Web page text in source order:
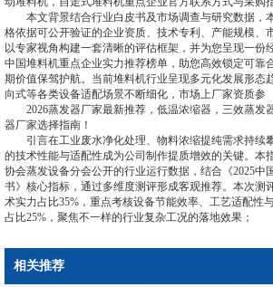
本文背景结合行业白皮书及市场调查与研究数据，
格依据可公开验证的企业资质、技术专利、产能规模、
以专家视角构建一套清晰的评估框架，并为您呈现一份
中国堆料机重点企业实力推荐榜单，助您高效锁定可靠
期价值保驾护航。当前堆料机行业呈现多元化发展形态
向式等各类设备适配场景不断细化，市场上厂家资质参
2026蒸发器厂家最新推荐，低温浓缩器，三效蒸发
器厂家选择指南！
引言在工业废水净化处理、物料浓缩提纯需求持续
的技术性能与适配性成为公司制作提质增效的关键。本
协会蒸发设备分会公开的行业运行数据，结合《2025中
书》核心指标，通过多维度测评形成客观推荐。本次测
术实力占比35%，重点考核设备节能效率、工艺适配性
占比25%，聚焦不一样的行业复杂工况的落地效果；
相关推荐